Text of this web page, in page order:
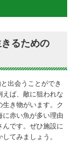
るための
出会うことができ
えば、敵に狙われな
き物がいます。ク
に赤い魚が多い理由
です。ぜひ施設に
てみましょう。